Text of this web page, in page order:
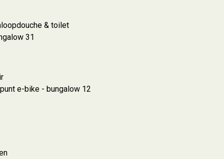
& toilet
31
e-bike - bungalow 12